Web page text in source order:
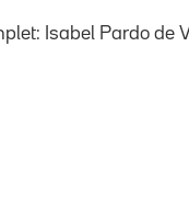
Isabel Pardo de